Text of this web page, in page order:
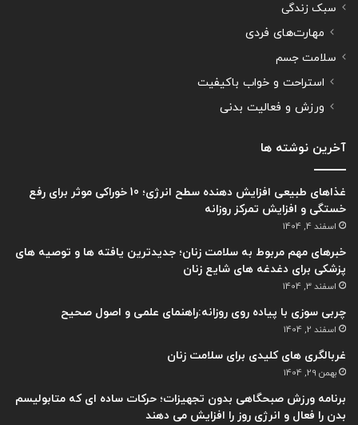
سبک زندگی
مهارت‌های فردی
سلامت جسم
استراحت و خواب باکیفیت
ورزش و فعالیت بدنی
آخرین نوشته ها
غذاهای طبیعی افزایش دهنده سطح انرژی؛ 10 خوراکی موثر برای رفع
خستگی و افزایش تمرکز روزانه
اسفند 4, 1404
خبرهای مهم مربوط به سلامت زنان؛ جدیدترین یافته ها و توصیه های
پزشکی برای دغدغه های شایع زنان
اسفند 3, 1404
چربی سوزی با پیاده روی روزانه:راهنمای علمی و اصول صحیح
اسفند 2, 1404
غربالگری های کلیدی برای سلامت زنان
بهمن 29, 1404
برنامه ورزش صبحگاهی بدون تجهیزات؛ حرکات ساده ای که متابولیسم
بدن را فعال و انرژی روز را افزایش می دهند